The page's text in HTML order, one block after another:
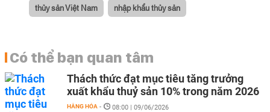
thủy sản Việt Nam nhập khẩu thủy sản
Có thể bạn quan tâm
Thách thức đạt mục tiêu tăng trưởng
xuất khẩu thuỷ sản 10% trong năm 2026
HÀNG HÓA - 08:00 | 09/06/2026